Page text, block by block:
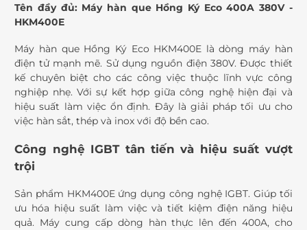
Tên đầy đủ: Máy hàn que Hồng Ký Eco 400A 380V -
HKM400E
Máy hàn que Hồng Ký Eco HKM400E là dòng máy hàn
điện tử mạnh mẽ. Sử dụng nguồn điện 380V. Được thiết
kế chuyên biệt cho các công việc thuộc lĩnh vực công
nghiệp nhẹ. Với sự kết hợp giữa công nghệ hiện đại và
hiệu suất làm việc ổn định. Đây là giải pháp tối ưu cho
việc hàn sắt, thép và inox với độ bền cao.
Công nghệ IGBT tân tiến và hiệu suất vượt
trội
Sản phẩm HKM400E ứng dụng công nghệ IGBT. Giúp tối
ưu hóa hiệu suất làm việc và tiết kiệm điện năng hiệu
quả. Máy cung cấp dòng hàn thực lên đến 400A, cho